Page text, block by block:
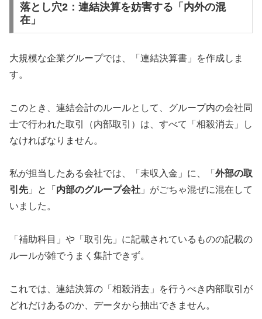
落とし穴2：連結決算を妨害する「内外の混
在」
大規模な企業グループでは、「連結決算書」を作成しま
す。
このとき、連結会計のルールとして、グループ内の会社同
士で行われた取引（内部取引）は、すべて「相殺消去」し
なければなりません。
私が担当したある会社では、「未収入金」に、「 外部の取
引先」と「 内部のグループ会社 」がごちゃ混ぜに混在して
いました。
「補助科目」や「取引先」に記載されているものの記載の
ルールが雑でうまく集計できず。
これでは、連結決算の「相殺消去」を行うべき内部取引が
どれだけあるのか、データから抽出できません。